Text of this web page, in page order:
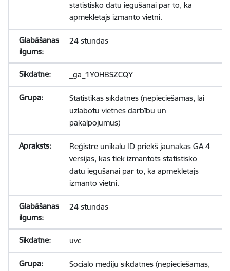
statistisko datu iegūšanai par to, kā
apmeklētājs izmanto vietni.
24 stundas
_ga_1Y0HBSZCQY
Statistikas sīkdatnes (nepieciešamas, lai
uzlabotu vietnes darbību un
pakalpojumus)
Reģistrē unikālu ID priekš jaunākās GA 4
versijas, kas tiek izmantots statistisko
datu iegūšanai par to, kā apmeklētājs
izmanto vietni.
24 stundas
uvc
Sociālo mediju sīkdatnes (nepieciešamas,